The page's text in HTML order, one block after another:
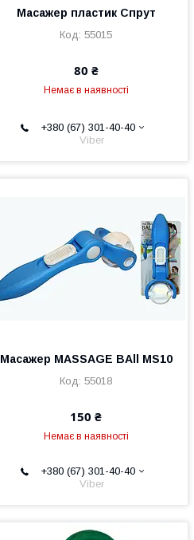
Масажер пластик Спрут
55015
80 ₴
Немає в наявності
+380 (67) 301-40-40
Viber
Масажер MASSAGE BAll MS10
55018
150 ₴
Немає в наявності
+380 (67) 301-40-40
Viber